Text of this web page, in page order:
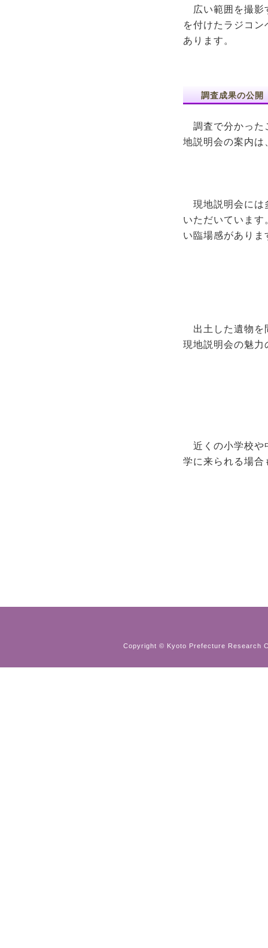
広い範囲を撮影
を付けたラジコ
あります。
調査成果の公開
調査で分かった
地説明会の案内は
現地説明会には
いただいていま
い臨場感がありま
出土した遺物を
現地説明会の魅力
近くの小学校や
学に来られる場合
Copyright © Kyoto Prefecture Research